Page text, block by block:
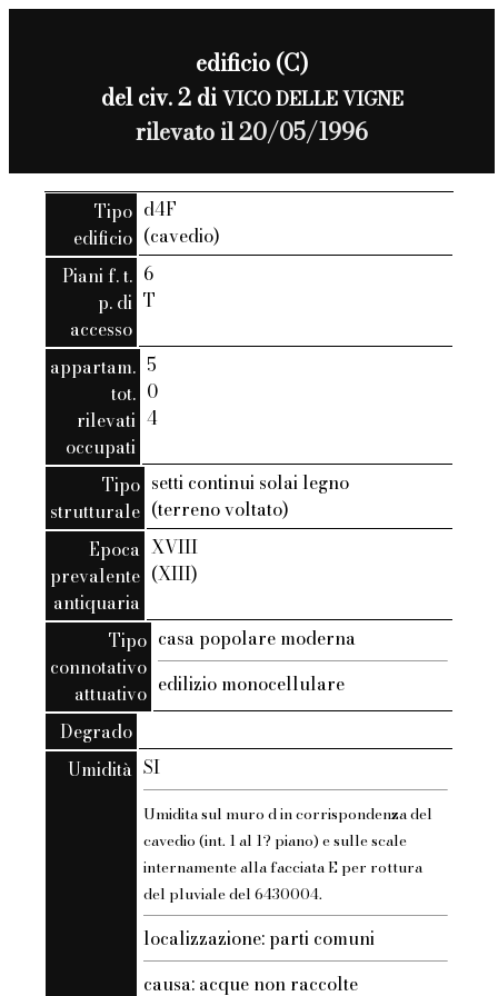
edificio (C)
del civ. 2 diVICO DELLE VIGNE
rilevato il 20/05/1996
Tipo
edificio
d4F
(cavedio)
Piani f. t.
p. di
accesso
6
T
appartam.
tot.
rilevati
occupati
5
0
4
Tipo
strutturale
setti continui solai legno
(terreno voltato)
Epoca
prevalente
antiquaria
XVIII
(XIII)
Tipo
connotativo
attuativo
casa popolare moderna
edilizio monocellulare
Degrado
Umidità SI
Umidita sul muro d in corrispondenza del
cavedio (int. 1 al 1? piano) e sulle scale
internamente alla facciata E per rottura
del pluviale del 6430004.
localizzazione: parti comuni
causa: acque non raccolte